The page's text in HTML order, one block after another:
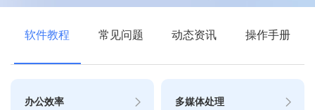
软件教程 常见问题 动态资讯 操作手册
办公效率 多媒体处理